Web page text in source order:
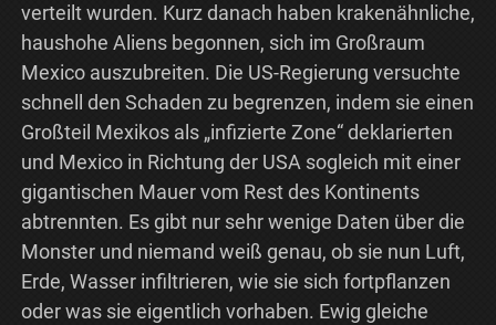
verteilt wurden. Kurz danach haben krakenähnliche,
haushohe Aliens begonnen, sich im Großraum
Mexico auszubreiten. Die US-Regierung versuchte
schnell den Schaden zu begrenzen, indem sie einen
Großteil Mexikos als „infizierte Zone“ deklarierten
und Mexico in Richtung der USA sogleich mit einer
gigantischen Mauer vom Rest des Kontinents
abtrennten. Es gibt nur sehr wenige Daten über die
Monster und niemand weiß genau, ob sie nun Luft,
Erde, Wasser infiltrieren, wie sie sich fortpflanzen
oder was sie eigentlich vorhaben. Ewig gleiche